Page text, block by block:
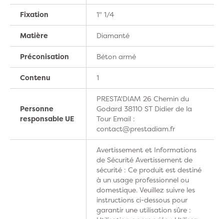
Fixation 1" 1/4
Matière Diamanté
Préconisation Béton armé
Contenu 1
Personne
responsable UE
PRESTA'DIAM 26 Chemin du
Godard 38110 ST Didier de la
Tour Email :
contact@prestadiam.fr
Avertissement et Informations
de Sécurité Avertissement de
sécurité : Ce produit est destiné
à un usage professionnel ou
domestique. Veuillez suivre les
instructions ci-dessous pour
garantir une utilisation sûre :